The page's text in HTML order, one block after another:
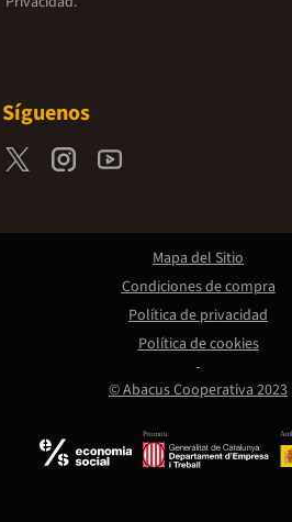
Síguenos
Promou:
© Abacus Cooperativa 2023
Mapa del Sitio
Condiciones de compra
Política de privacidad
Política de cookies